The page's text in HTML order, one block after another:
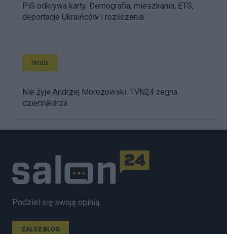
PiS odkrywa karty. Demografia, mieszkania, ETS,
deportacje Ukraińców i rozliczenia
Media
Nie żyje Andrzej Morozowski. TVN24 żegna
dziennikarza
Podziel się swoją opinią
ZAŁÓŻ BLOG